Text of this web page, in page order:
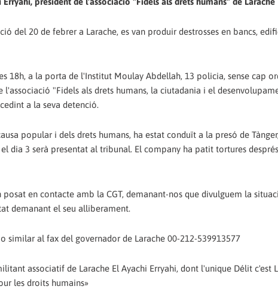
del 20 de febrer a Larache, es van produir destrosses en bancs,
18h, a la porta de l'Institut Moulay Abdellah, 13 policia, sense cap
l'associació "Fidels als drets humans, la ciutadania i el
a la seva detenció.
popular i dels drets humans, ha estat conduït a la presó de
dia 3 serà presentat al tribunal. El company ha patit tortures
posat en contacte amb la CGT, demanant-nos que divulguem la
demanant el seu alliberament.
similar al fax del governador de Larache 00-212-539913577
associatif de Larache El Ayachi Erryahi, dont l'unique Délit c'est
les droits humains»